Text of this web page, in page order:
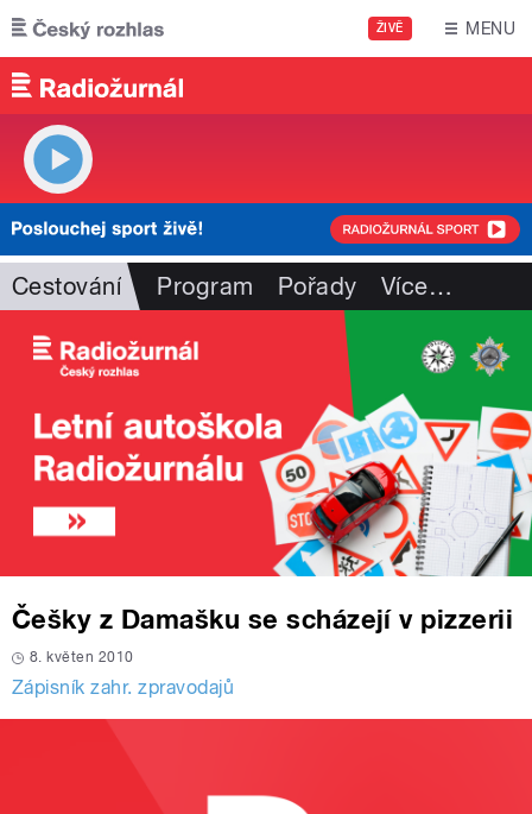
Přejít k hlavnímu obsahu
ŽIVĚ MENU
Cestování Program Pořady Více…
Češky z Damašku se scházejí v pizzerii
8. květen 2010
Zápisník zahr. zpravodajů